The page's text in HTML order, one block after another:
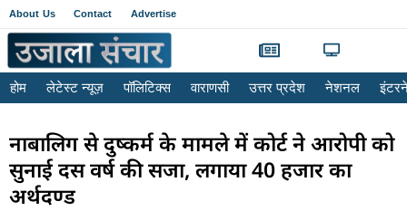
About Us Contact Advertise
होम लेटेस्ट न्यूज़ पॉलिटिक्स वाराणसी उत्तर प्रदेश नेशनल
नाबालिग से दुष्‍कर्म के मामले में कोर्ट ने आरोपी को
सुनाई दस वर्ष की सजा, लगाया 40 हजार का
अर्थदण्‍ड